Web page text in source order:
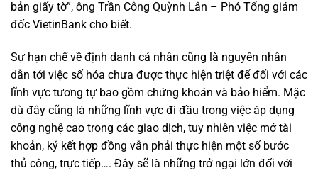
bản giấy tờ”, ông Trần Công Quỳnh Lân – Phó Tổng giám
đốc VietinBank cho biết.
Sự hạn chế về định danh cá nhân cũng là nguyên nhân
dẫn tới việc số hóa chưa được thực hiện triệt để đối với các
lĩnh vực tương tự bao gồm chứng khoán và bảo hiểm. Mặc
dù đây cũng là những lĩnh vực đi đầu trong việc áp dụng
công nghệ cao trong các giao dịch, tuy nhiên việc mở tài
khoản, ký kết hợp đồng vẫn phải thực hiện một số bước
thủ công, trực tiếp…. Đây sẽ là những trở ngại lớn đối với